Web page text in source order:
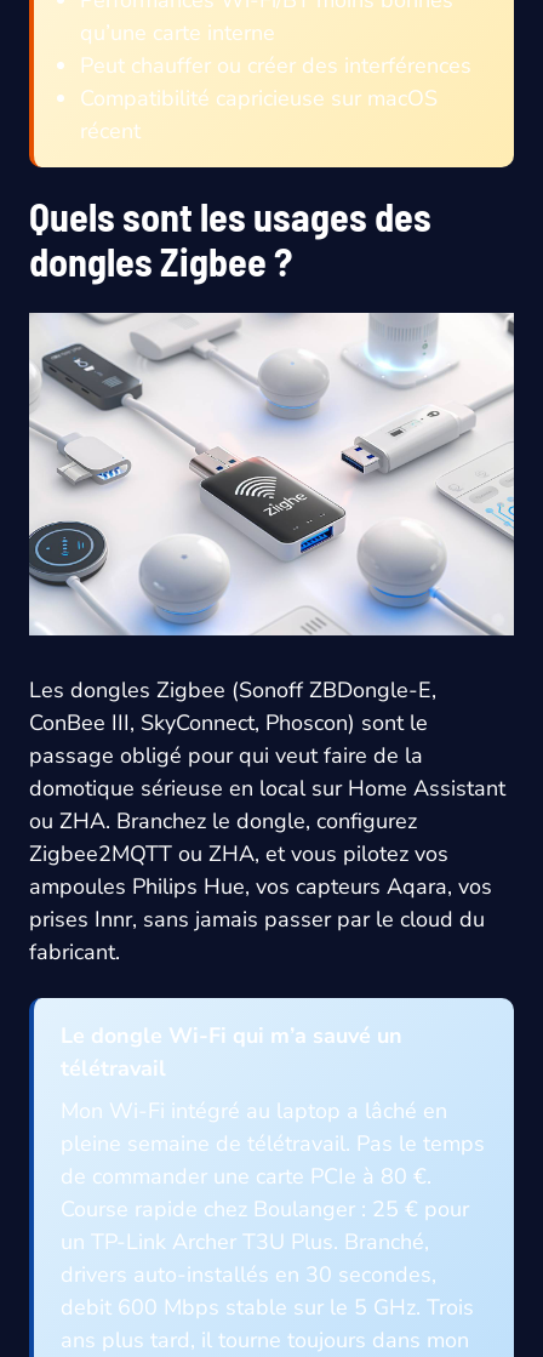
qu’une carte interne
Peut chauffer ou créer des interférences
Compatibilité capricieuse sur macOS
récent
Quels sont les usages des
dongles Zigbee ?
Les dongles Zigbee (Sonoff ZBDongle-E,
ConBee III, SkyConnect, Phoscon) sont le
passage obligé pour qui veut faire de la
domotique sérieuse en local sur Home Assistant
ou ZHA. Branchez le dongle, configurez
Zigbee2MQTT ou ZHA, et vous pilotez vos
ampoules Philips Hue, vos capteurs Aqara, vos
prises Innr, sans jamais passer par le cloud du
fabricant.
Le dongle Wi-Fi qui m’a sauvé un
télétravail
Mon Wi-Fi intégré au laptop a lâché en
pleine semaine de télétravail. Pas le temps
de commander une carte PCIe à 80 €.
Course rapide chez Boulanger : 25 € pour
un TP-Link Archer T3U Plus. Branché,
drivers auto-installés en 30 secondes,
debit 600 Mbps stable sur le 5 GHz. Trois
ans plus tard, il tourne toujours dans mon